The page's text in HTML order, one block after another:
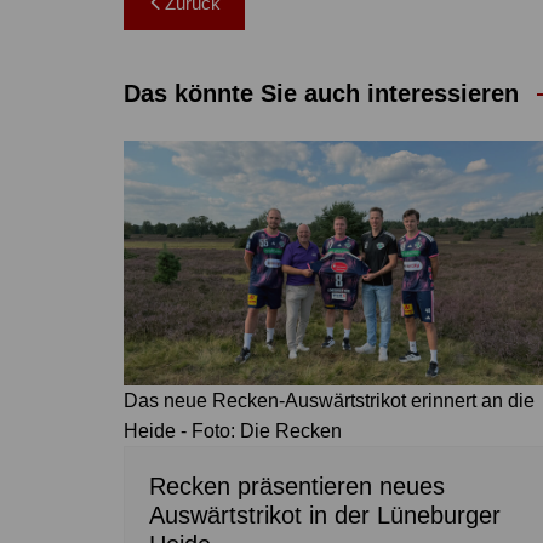
Das könnte Sie auch interessieren
Das neue Recken-Auswärtstrikot erinnert an die
Heide - Foto: Die Recken
Recken präsentieren neues
Auswärtstrikot in der Lüneburger